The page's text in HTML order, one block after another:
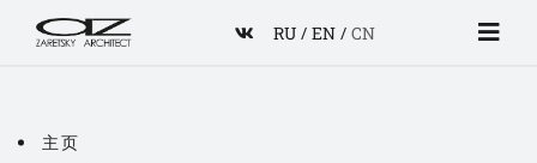
RU/ EN/ CN
主页